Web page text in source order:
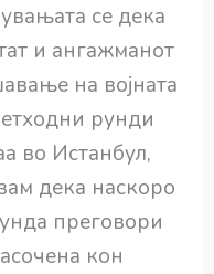
се дека
и ангажманот
на војната
рунди
во Истанбул,
дека наскоро
преговори
кон